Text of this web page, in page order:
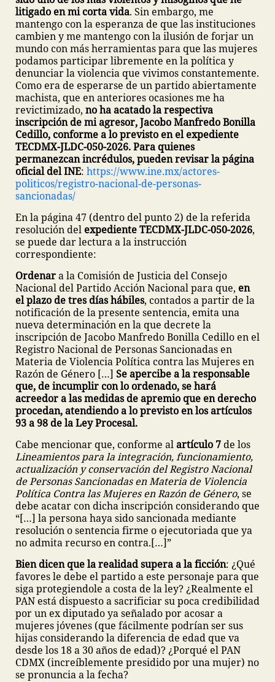
litigado en mi corta vida. Sin embargo, me
mantengo con la esperanza de que las instituciones
cambien y me mantengo con la ilusión de forjar un
mundo con más herramientas para que las mujeres
podamos participar libremente en la política y
denunciar la violencia que vivimos constantemente.
Como era de esperarse de un partido abiertamente
machista, que en anteriores ocasiones me ha
revictimizado, no ha acatado la respectiva
inscripción de mi agresor, Jacobo Manfredo Bonilla
Cedillo, conforme a lo previsto en el expediente
TECDMX-JLDC-050-2026. Para quienes
permanezcan incrédulos, pueden revisar la página
oficial del INE: https://www.ine.mx/actores-
politicos/registro-nacional-de-personas-
sancionadas/
En la página 47 (dentro del punto 2) de la referida
resolución del expediente TECDMX-JLDC-050-2026,
se puede dar lectura a la instrucción
correspondiente:
Ordenara la Comisión de Justicia del Consejo
Nacional del Partido Acción Nacional para que, en
el plazo de tres días hábiles, contados a partir de la
notificación de la presente sentencia, emita una
nueva determinación en la que decrete la
inscripción de Jacobo Manfredo Bonilla Cedillo en el
Registro Nacional de Personas Sancionadas en
Materia de Violencia Política contra las Mujeres en
Razón de Género […] Se apercibe a la responsable
que, de incumplir con lo ordenado, se hará
acreedor a las medidas de apremio que en derecho
procedan, atendiendo a lo previsto en los artículos
93 a 98 de la Ley Procesal.
Cabe mencionar que, conforme alartículo 7de los
Lineamientos para la integración, funcionamiento,
actualización y conservación del Registro Nacional
de Personas Sancionadas en Materia de Violencia
Política Contra las Mujeres en Razón de Género, se
debe acatar con dicha inscripción considerando que
“[…] la persona haya sido sancionada mediante
resolución o sentencia firme o ejecutoriada que ya
no admita recurso en contra.[…]”
Bien dicen que la realidad supera a la ficción: ¿Qué
favores le debe el partido a este personaje para que
siga protegiendole a costa de la ley? ¿Realmente el
PAN está dispuesto a sacrificiar su poca credibilidad
por un ex diputado ya señalado por acosar a
mujeres jóvenes (que fácilmente podrían ser sus
hijas considerando la diferencia de edad que va
desde los 18 a 30 años de edad)? ¿Porqué el PAN
CDMX (increíblemente presidido por una mujer) no
se pronuncia a la fecha?